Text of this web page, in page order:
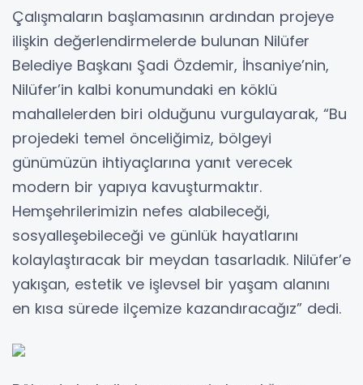
Çalışmaların başlamasının ardından projeye
ilişkin değerlendirmelerde bulunan Nilüfer
Belediye Başkanı Şadi Özdemir, İhsaniye’nin,
Nilüfer’in kalbi konumundaki en köklü
mahallelerden biri olduğunu vurgulayarak, “Bu
projedeki temel önceliğimiz, bölgeyi
günümüzün ihtiyaçlarına yanıt verecek
modern bir yapıya kavuşturmaktır.
Hemşehrilerimizin nefes alabileceği,
sosyalleşebileceği ve günlük hayatlarını
kolaylaştıracak bir meydan tasarladık. Nilüfer’e
yakışan, estetik ve işlevsel bir yaşam alanını
en kısa sürede ilçemize kazandıracağız” dedi.